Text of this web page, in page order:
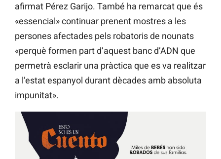
afirmat Pérez Garijo. També ha remarcat que és
«essencial» continuar prenent mostres a les
persones afectades pels robatoris de nounats
«perquè formen part d’aquest banc d’ADN que
permetrà esclarir una pràctica que es va realitzar
a l’estat espanyol durant dècades amb absoluta
impunitat».